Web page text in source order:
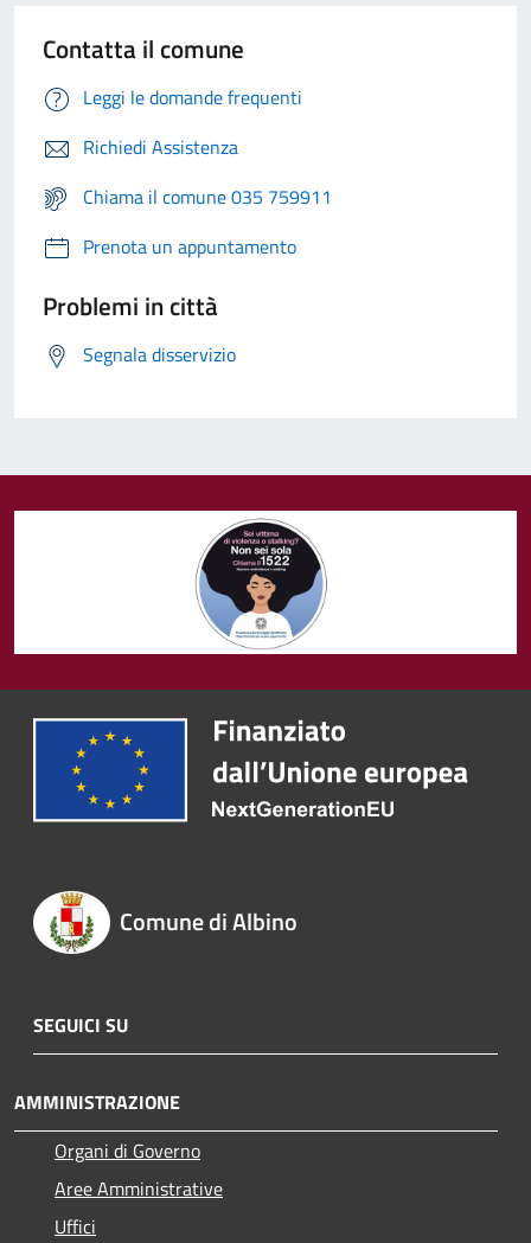
Contatta il comune
Leggi le domande frequenti
Richiedi Assistenza
Chiama il comune 035 759911
Prenota un appuntamento
Problemi in città
Segnala disservizio
Comune di Albino
SEGUICI SU
AMMINISTRAZIONE
Organi di Governo
Aree Amministrative
Uffici